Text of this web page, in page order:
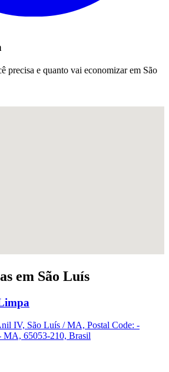
precisa e quanto vai economizar em São
em São Luís
IV, São Luís / MA, Postal Code: -
MA, 65053-210, Brasil